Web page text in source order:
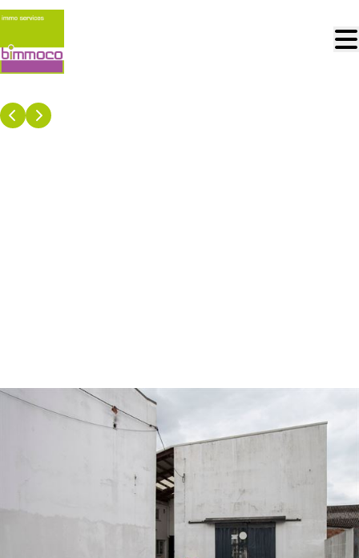
Aller au contenu principal